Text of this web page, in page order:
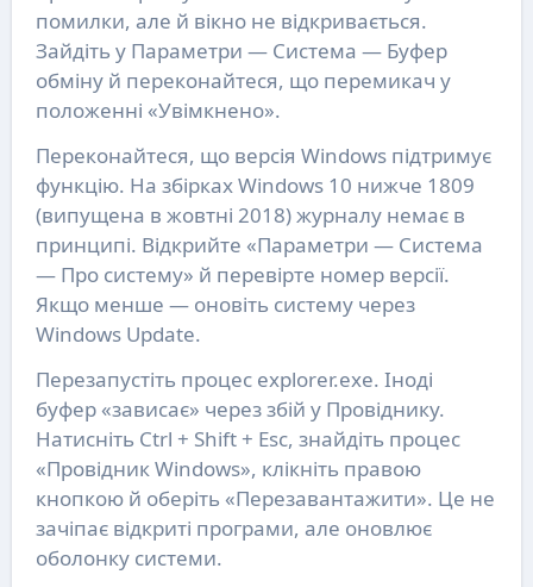
помилки, але й вікно не відкривається.
Зайдіть у Параметри — Система — Буфер
обміну й переконайтеся, що перемикач у
положенні «Увімкнено».
Переконайтеся, що версія Windows підтримує
функцію. На збірках Windows 10 нижче 1809
(випущена в жовтні 2018) журналу немає в
принципі. Відкрийте «Параметри — Система
— Про систему» й перевірте номер версії.
Якщо менше — оновіть систему через
Windows Update.
Перезапустіть процес explorer.exe. Іноді
буфер «зависає» через збій у Провіднику.
Натисніть Ctrl + Shift + Esc, знайдіть процес
«Провідник Windows», клікніть правою
кнопкою й оберіть «Перезавантажити». Це не
зачіпає відкриті програми, але оновлює
оболонку системи.